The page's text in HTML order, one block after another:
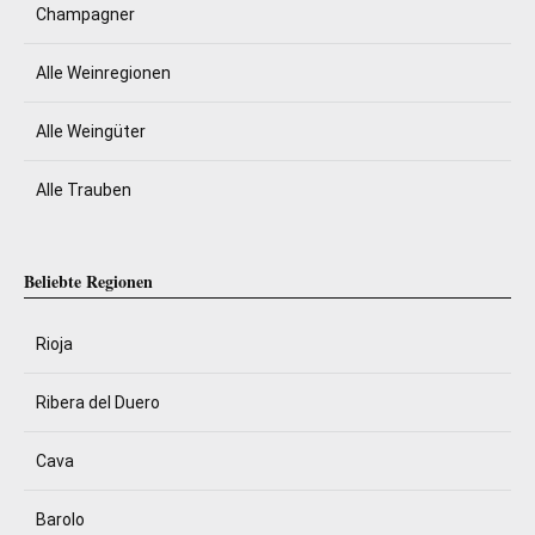
Champagner
Alle Weinregionen
Alle Weingüter
Alle Trauben
Beliebte Regionen
Rioja
Ribera del Duero
Cava
Barolo